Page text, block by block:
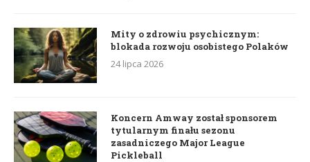
Mity o zdrowiu psychicznym:
blokada rozwoju osobistego Polaków
24 lipca 2026
Koncern Amway został sponsorem
tytularnym finału sezonu
zasadniczego Major League
Pickleball